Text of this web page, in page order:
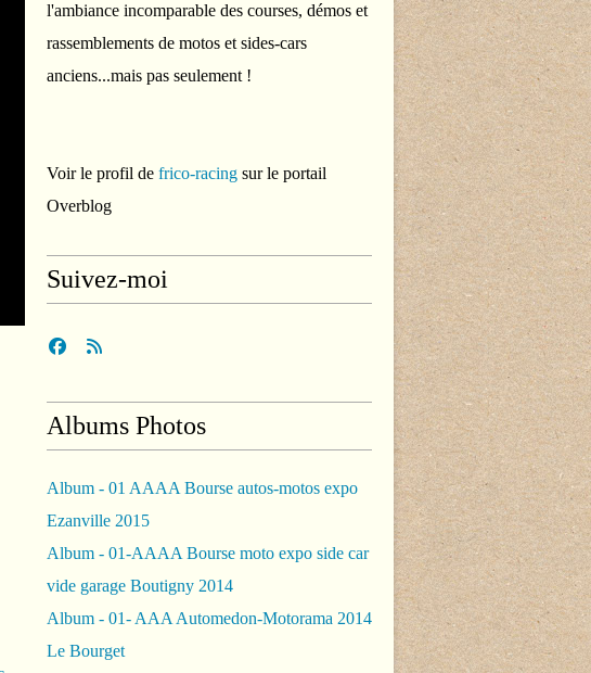
l'ambiance incomparable des courses, démos et
rassemblements de motos et sides-cars
anciens...mais pas seulement !
Voir le profil de frico-racing sur le portail
Overblog
Suivez-moi
Albums Photos
Album - 01 AAAA Bourse autos-motos expo
Ezanville 2015
Album - 01-AAAA Bourse moto expo side car
vide garage Boutigny 2014
Album - 01- AAA Automedon-Motorama 2014
Le Bourget